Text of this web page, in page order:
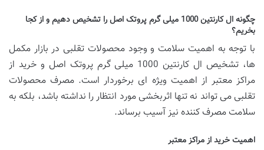
چگونه ال کارنتین 1000 میلی گرم پروتک اصل را تشخیص دهیم و از کجا
بخریم؟
با توجه به اهمیت سلامت و وجود محصولات تقلبی در بازار مکمل
ها، تشخیص ال کارنتین 1000 میلی گرم پروتک اصل و خرید از
مراکز معتبر از اهمیت ویژه ای برخوردار است. مصرف محصولات
تقلبی می تواند نه تنها اثربخشی مورد انتظار را نداشته باشد، بلکه به
سلامت مصرف کننده نیز آسیب برساند.
اهمیت خرید از مراکز معتبر